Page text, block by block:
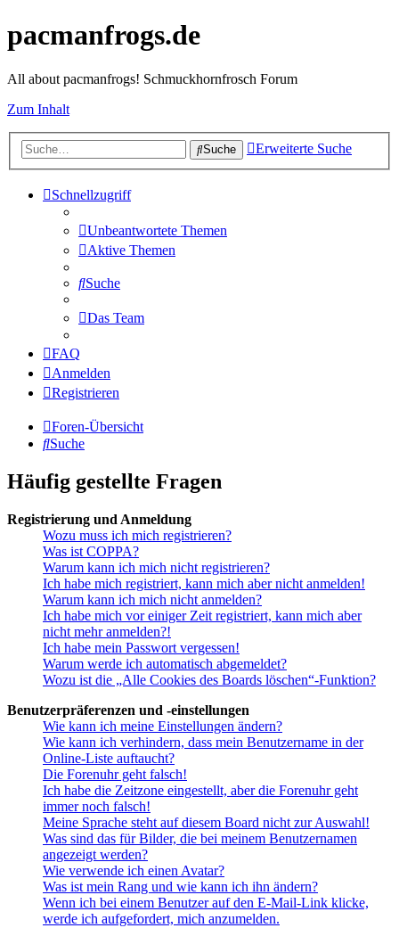
pacmanfrogs.de
All about pacmanfrogs! Schmuckhornfrosch Forum
Zum Inhalt
Suche Erweiterte Suche
Schnellzugriff
Unbeantwortete Themen
Aktive Themen
Suche
Das Team
FAQ
Anmelden
Registrieren
Foren-Übersicht
Suche
Häufig gestellte Fragen
Registrierung und Anmeldung
Wozu muss ich mich registrieren?
Was ist COPPA?
Warum kann ich mich nicht registrieren?
Ich habe mich registriert, kann mich aber nicht anmelden!
Warum kann ich mich nicht anmelden?
Ich habe mich vor einiger Zeit registriert, kann mich aber
nicht mehr anmelden?!
Ich habe mein Passwort vergessen!
Warum werde ich automatisch abgemeldet?
Wozu ist die „Alle Cookies des Boards löschen“-Funktion?
Benutzerpräferenzen und -einstellungen
Wie kann ich meine Einstellungen ändern?
Wie kann ich verhindern, dass mein Benutzername in der
Online-Liste auftaucht?
Die Forenuhr geht falsch!
Ich habe die Zeitzone eingestellt, aber die Forenuhr geht
immer noch falsch!
Meine Sprache steht auf diesem Board nicht zur Auswahl!
Was sind das für Bilder, die bei meinem Benutzernamen
angezeigt werden?
Wie verwende ich einen Avatar?
Was ist mein Rang und wie kann ich ihn ändern?
Wenn ich bei einem Benutzer auf den E-Mail-Link klicke,
werde ich aufgefordert, mich anzumelden.